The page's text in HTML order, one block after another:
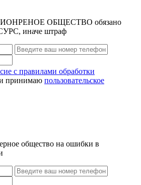
ОБЩЕСТВО обязано
иначе штраф
с правилами обработки
принимаю пользовательское
общество на ошибки в